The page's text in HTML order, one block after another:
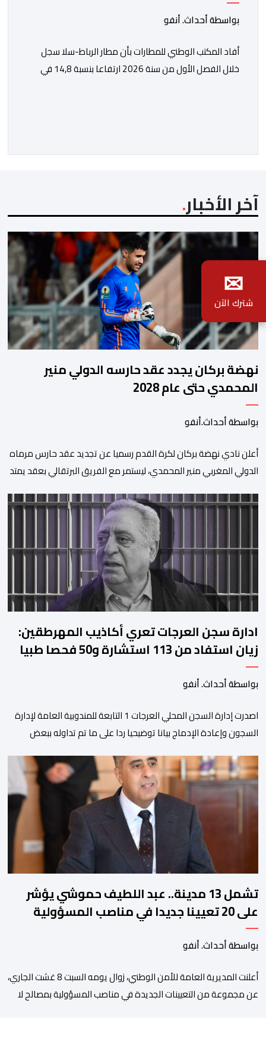
بواسطة أحداث. أنفو
أفاد المكتب الوطني للمطارات بأن مطار الرباط-سلا سجل
خلال الفصل الأول من سنة 2026 ارتفاعا بنسبة 14,8 في
[…]
آخر الأخبار
نهضة بركان يجدد عقد حارسه الدولي منير
المحمدي حتى عام 2028
بواسطة أحداث.أنفو
​أعلن نادي نهضة بركان لكرة القدم رسميا عن تجديد عقد حارس مرماه
الدولي المغربي منير المحمدي، ليستمر مع الفريق البرتقالي بعقد يمتد
على منصات التواصل الاجتماعي، مصحوبا بعبارة “الرحلة مستمرة”، في
إشارة إلى رغبة الإدارة في الحفاظ على ركائز الفريق والتعزيز من
ادارة سجن العرجات تعري أكاذيب المهرطقين:
زيان استفاد من 113 استشارة و50 فحصا طبيا
بواسطة أحداث. أنفو
اصدرت إدارة السجن المحلي العرجات 1 التابعة للمندوبية العامة لإدارة
السجون وإعادة الإدماج بيانا توضيحيا ردا على ما تم تداوله ببعض
زيان، المعتقل بالمؤسسة ذاتها، وذلك لتنوير الرأي العام بالحقائق
والمعطيات الدقيقة.واوضحت إدارة المؤسسة السجنية أن المعني
بالأمر يستفيد منذ إيداعه من تتبع طبي منتظم ومستمر وفقا […]
تشمل 13 مدينة.. عبد اللطيف حموشي يؤشر
على 20 تعيينا جديدا في مناصب المسؤولية
بمصالح الأمن الوطني
بواسطة أحداث. أنفو
أعلنت المديرية العامة للأمن الوطني، زوال يومه السبت 8 غشت الجاري،
عن مجموعة من التعيينات الجديدة في مناصب المسؤولية بمصالح لا
✉
شترك الآن